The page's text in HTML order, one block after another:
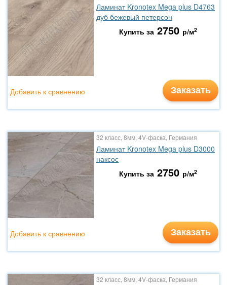
Ламинат Kronotex Mega plus D4763
дуб бежевый петерсон
Купить за 2750 р/м2
Заказать
Добавить к сравнению
32 класс, 8мм, 4V-фаска, Германия
Ламинат Kronotex Mega plus D3000
наксос
Купить за 2750 р/м2
Заказать
Добавить к сравнению
32 класс, 8мм, 4V-фаска, Германия